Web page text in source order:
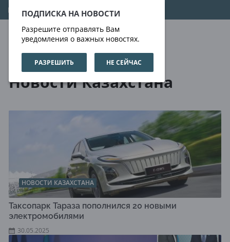
ПОДПИСКА НА НОВОСТИ
Разрешите отправлять Вам
уведомления о важных новостях.
РАЗРЕШИТЬ НЕ СЕЙЧАС
09.08.2026 14:57:30
Новости Новости Казахстана
Новости Казахстана
НОВОСТИ КАЗАХСТАНА
Таксопарк Тараза пополнился 20 новыми
электромобилями
30.05.2025